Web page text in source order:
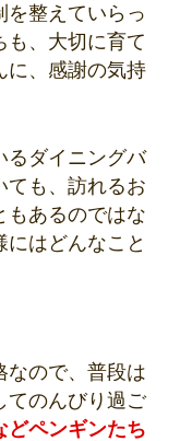
を整えていらっ
も、大切に育て
に、感謝の気持
るダイニングバ
ても、訪れるお
もあるのではな
はどんなこと
なので、普段は
てのんびり過ご
どペンギンたち